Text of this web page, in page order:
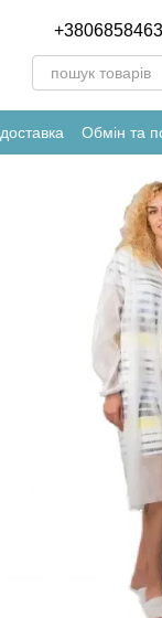
Обмін та